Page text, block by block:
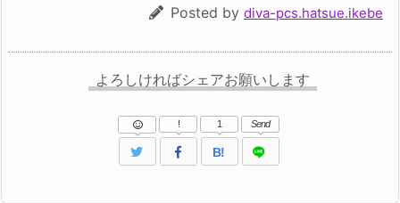
Posted by diva-pcs.hatsue.ikebe
よろしければシェアお願いします
!
B!
1 Send